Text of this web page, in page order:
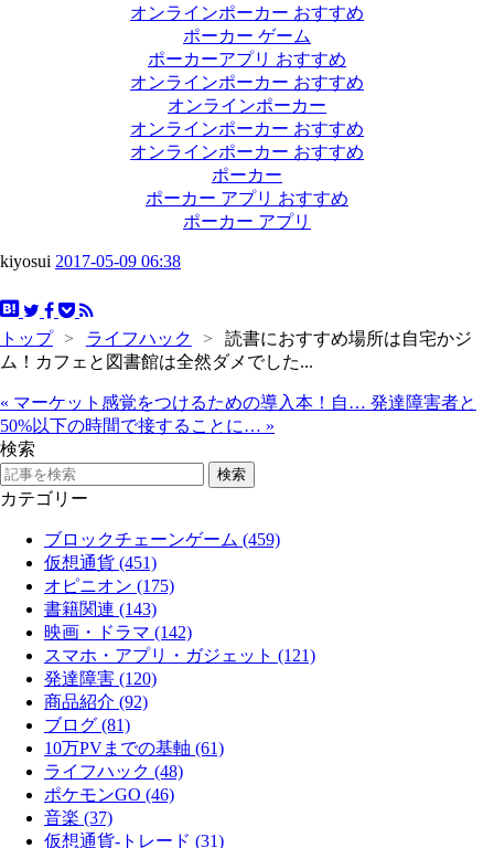
オンラインポーカー おすすめ
ポーカー ゲーム
ポーカーアプリ おすすめ
オンラインポーカー おすすめ
オンラインポーカー
オンラインポーカー おすすめ
オンラインポーカー おすすめ
ポーカー
ポーカー アプリ おすすめ
ポーカー アプリ
kiyosui 2017-05-09 06:38
トップ > ライフハック >
読書におすすめ場所は自宅かジ
ム！カフェと図書館は全然ダメでした...
« マーケット感覚をつけるための導入本！自… 発達障害者と
50%以下の時間で接することに… »
検索
カテゴリー
ブロックチェーンゲーム (459)
仮想通貨 (451)
オピニオン (175)
書籍関連 (143)
映画・ドラマ (142)
スマホ・アプリ・ガジェット (121)
発達障害 (120)
商品紹介 (92)
ブログ (81)
10万PVまでの基軸 (61)
ライフハック (48)
ポケモンGO (46)
音楽 (37)
仮想通貨-トレード (31)